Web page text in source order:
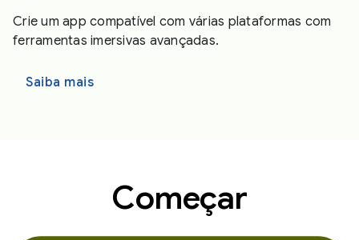
Crie um app compatível com várias plataformas com
ferramentas imersivas avançadas.
Saiba mais
Começar